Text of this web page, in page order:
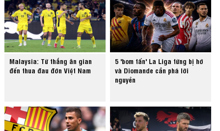
Malaysia: Từ thắng ăn gian
đến thua đau đớn Việt Nam
5 'bom tấn' La Liga từng bị hớ
và Diomande cần phá lời
nguyền